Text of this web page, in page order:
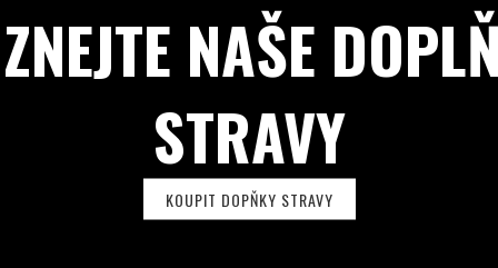
NAŠE
STRAVY
KOUPIT DOPŇKY STRAVY